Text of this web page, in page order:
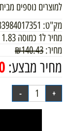
למוצרים נוספים
מק"ט:
מחיר ל1 כמוסה
1.83
מחיר:
₪140.43
מחיר מבצע: